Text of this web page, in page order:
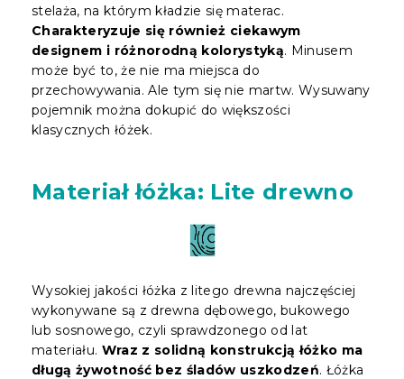
stelaża, na którym kładzie się materac.
Charakteryzuje się również ciekawym
designem i różnorodną kolorystyką. Minusem
może być to, że nie ma miejsca do
przechowywania. Ale tym się nie martw. Wysuwany
pojemnik można dokupić do większości
klasycznych łóżek.
Materiał łóżka: Lite drewno
Wysokiej jakości łóżka z litego drewna najczęściej
wykonywane są z drewna dębowego, bukowego
lub sosnowego, czyli sprawdzonego od lat
materiału. Wraz z solidną konstrukcją łóżko ma
długą żywotność bez śladów uszkodzeń. Łóżka